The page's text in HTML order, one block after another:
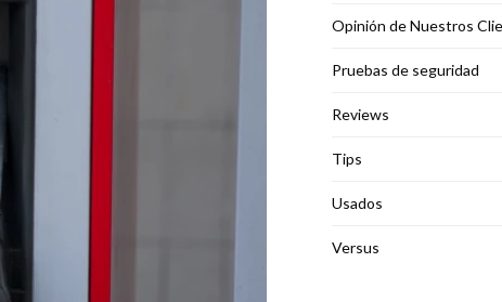
Opinión de Nuestros
Pruebas de seguridad
Reviews
Tips
Usados
Versus